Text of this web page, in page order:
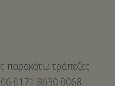
παρακάτω τράπεζες
0171 8630 0068